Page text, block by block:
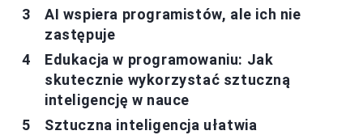
AI wspiera programistów, ale ich nie
zastępuje
Edukacja w programowaniu: Jak
skutecznie wykorzystać sztuczną
inteligencję w nauce
Sztuczna inteligencja ułatwia